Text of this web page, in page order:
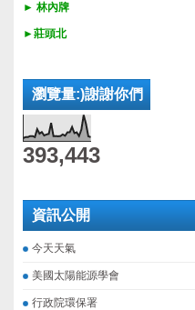
► 林內牌
►莊頭北
瀏覽量:)謝謝你們
393,443
資訊公開
今天天氣
美國太陽能源學會
行政院環保署